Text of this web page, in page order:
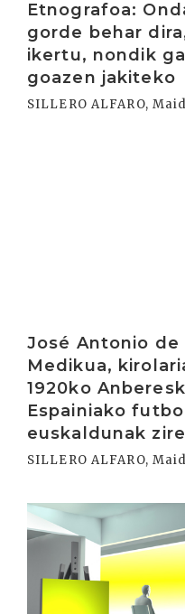
Etnografoa:
gorde behar
ikertu, nondik
goazen jakiteko
SILLERO ALFARO,
José Antonio de
Medikua,
1920ko
Espainiako
euskaldunak
SILLERO ALFARO,
Irakurri